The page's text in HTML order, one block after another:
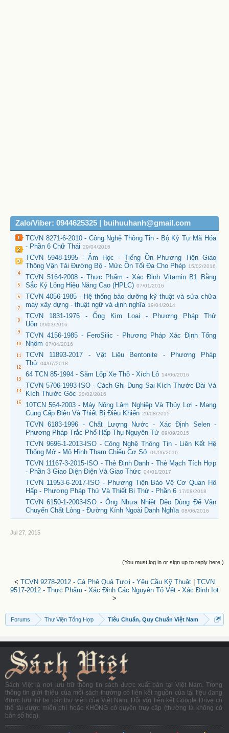
Zalo/Viber: 0944625325 | buihuuhanh@gmail.com
TCVN 8271-6-2010 - Công Nghệ Thông Tin - Bộ Ký Tự Mã Hóa
- Phần 6 Chữ Thái 29/04/2016
TCVN 5948-1995 - Âm Học - Tiếng Ồn Phương Tiện Giao
Thông Vận Tải Đường Bộ - Mức Ồn Tối Đa Cho Phép 15/02/2016
TCVN 5164-2008 - Thực Phẩm - Xác Định Vitamin B1 Bằng
Sắc Ký Lỏng Hiệu Năng Cao (HPLC) 07/01/2016
TCVN 4056-1985 - Hệ thống bảo dưỡng kỹ thuật và sửa chữa
máy xây dựng - thuật ngữ và định nghĩa 19/04/2014
TCVN 1831-1976 - Ống Kim Loại - Phương Pháp Thử
Uốn 09/03/2016
TCVN 4156-1985 - FeroSilic - Phương Pháp Xác Định Tổng
Nhôm 07/04/2016
TCVN 11893-2017 - Vật Liệu Bentonite - Phương Pháp
Thử 04/07/2018
64 TCN 85-1994 - Săm Lốp Xe Thồ - Xích Lô 14/06/2016
TCVN 5706-1993-ISO - Cách Ghi Dung Sai Kích Thước Dài Và
Kích Thước Góc 20/02/2016
10TCN 564-2003 - Máy Nông Lâm Nghiệp Và Thủy Lợi - Mạng
Cung Cấp Điện Và Thiết Bị Điều Khiển 29/08/2015
TCVN 6183-1996 - Chất Lượng Nước - Xác Định Selen -
Phương Pháp Trắc Phổ Hấp Thụ Nguyên Tử 09/09/2015
TCVN 9696-1-2013-ISO - Công Nghệ Thông Tin - Liên Kết Hệ
Thống Mở - Mô Hình Tham Chiếu Cơ Sở 01/06/2016
TCVN 11167-3-2015-ISO - Thẻ Định Danh - Thẻ Mạch Tích Hợp
- Phần 3 Giao Diện Điện Và Giao Thức 04/01/2017
TCVN 11953-6-2017-ISO - Phương Tiện Bảo Vệ Cơ Quan Hô
Hấp - Phương Pháp Thử Và Thiết Bị Thử - Phần 6 17/08/2018
TCVN 6150-1-2003-ISO - Ống Nhựa Nhiệt Dẻo Dùng Để Vận
Chuyển Chất Lỏng - Đường Kính Ngoài Danh Nghĩa 08/06/2016
Jul 27, 2015
(You must log in or sign up to reply here.)
< TCVN 9278-2012 - Cà Phê Quả Tươi - Yêu Cầu Kỹ Thuật
TCVN
9517-2012 - Thực Phẩm - Xác Định Các Nguyên Tố Vết - Xác Định Iot
>
Forums Thư Viện Tổng Hợp Tiêu Chuẩn, Quy Chuẩn Việt Nam
Sách Việt là nơi lưu trữ thông tin sách được xuất bản tại Việt Nam. Trong
thông tin giới thiệu của mỗi sách thường có liên kết nguồn của tài liệu đang
được lưu trữ tại các thư viện của Việt Nam. Đối với liên kết Google Drive có
thể tải được miễn phí hoặc KHÔNG có quyền truy cập (thường là không có
bản số hóa).